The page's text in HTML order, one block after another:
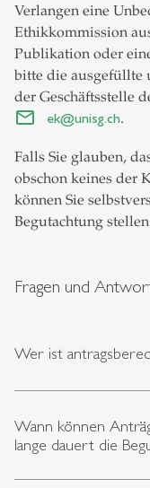
Verlangen eine
Ethikkommission
Publikation oder
bitte die ausgefüllte
der Geschäftsstelle
ek@unisg.ch.
Falls Sie glauben,
obschon keines der
können Sie
Begutachtung
Fragen und
Wer ist
Wann können
lange dauert die